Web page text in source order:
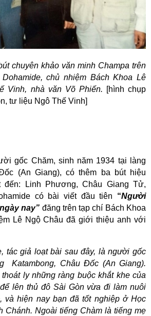
chuyên khảo văn minh Champa trên
chủ nhiệm Bách Khoa Lê
Vinh, nhà văn Võ Phiến. [hình chụp
tư liệu Ngô Thế Vinh]
gốc Chăm, sinh năm 1934 tại làng
(An Giang), có thêm ba bút hiệu
Linh Phương, Châu Giang Tử,
có bài viết đầu tiên “Người
nay” đăng trên tạp chí Bách Khoa
Lê Ngộ Châu đã giới thiệu anh với
tác giả loạt bài sau đây, là người gốc
Katambong, Châu Đốc (An Giang).
ly những ràng buộc khắt khe của
lên thủ đô Sài Gòn vừa đi làm nuôi
và hiện nay bạn đã tốt nghiệp ở Học
Chánh. Ngoài tiếng Chàm là tiếng mẹ